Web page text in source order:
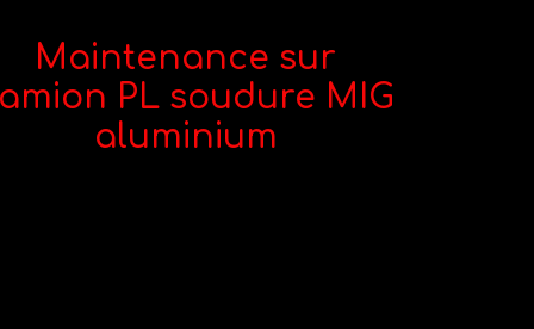
Maintenance sur
PL soudure MIG
aluminium